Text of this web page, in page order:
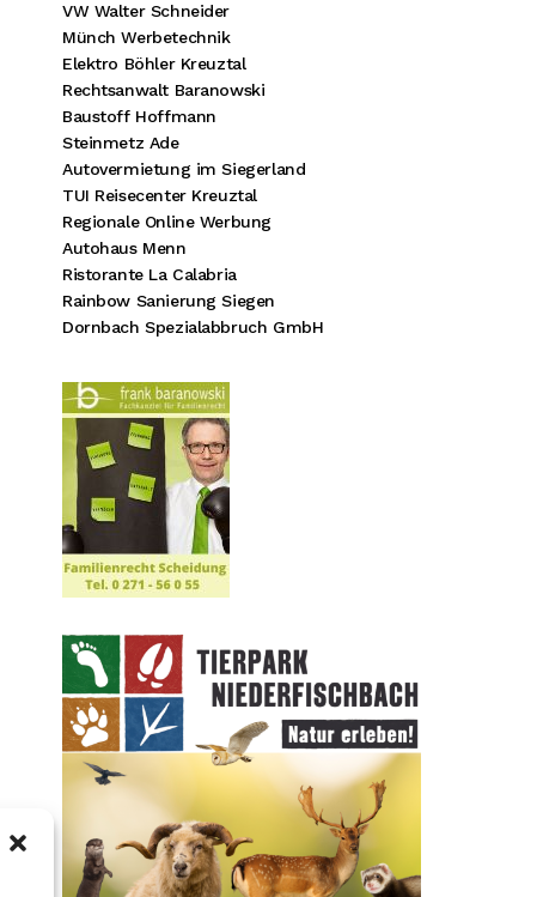
VW Walter Schneider
Münch Werbetechnik
Elektro Böhler Kreuztal
Rechtsanwalt Baranowski
Baustoff Hoffmann
Steinmetz Ade
Autovermietung im Siegerland
TUI Reisecenter Kreuztal
Regionale Online Werbung
Autohaus Menn
Ristorante La Calabria
Rainbow Sanierung Siegen
Dornbach Spezialabbruch GmbH